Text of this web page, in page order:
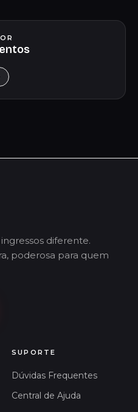
diferente.
poderosa para quem
SUPORTE
Dúvidas Frequentes
Central de Ajuda